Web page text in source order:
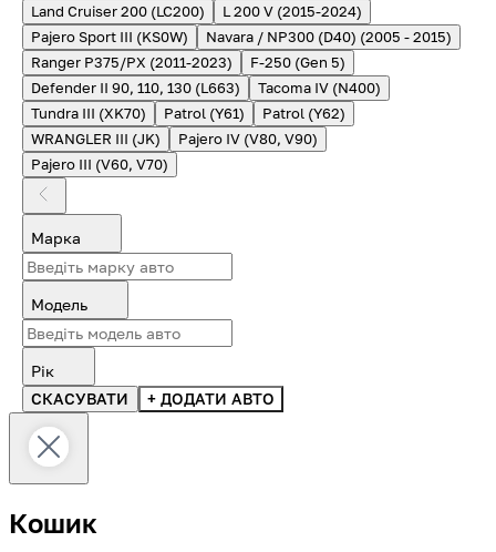
Land Cruiser 200 (LC200)
L 200 V (2015-2024)
Pajero Sport III (KS0W)
Navara / NP300 (D40) (2005 - 2015)
Ranger P375/PX (2011-2023)
F-250 (Gen 5)
Defender II 90, 110, 130 (L663)
Tacoma IV (N400)
Tundra III (XK70)
Patrol (Y61)
Patrol (Y62)
WRANGLER III (JK)
Pajero IV (V80, V90)
Pajero III (V60, V70)
Марка
Модель
Рік
СКАСУВАТИ
+ ДОДАТИ АВТО
Кошик